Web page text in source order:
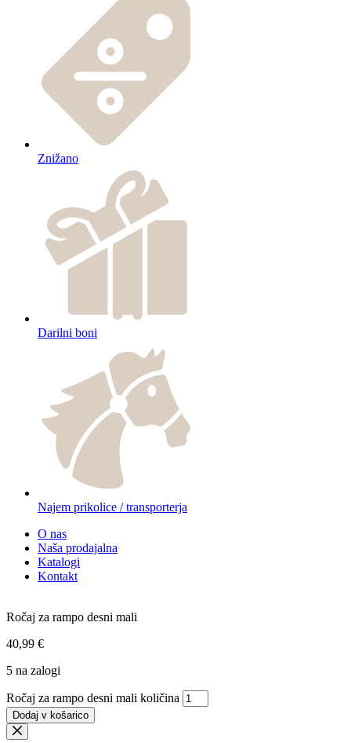
Znižano
Darilni boni
Najem prikolice / transporterja
O nas
Naša prodajalna
Katalogi
Kontakt
Ročaj za rampo desni mali
40,99 €
5 na zalogi
Ročaj za rampo desni mali količina
Dodaj v košarico